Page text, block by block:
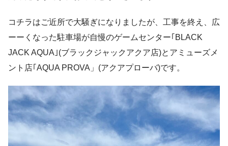
コチラはご近所で大騒ぎになりましたが、工事を終え、広
ーーくなった駐車場が自慢のゲームセンター｢BLACK
JACK AQUA｣(ブラックジャックアクア店)とアミューズメ
ント店｢AQUA PROVA」(アクアプローバ)です。